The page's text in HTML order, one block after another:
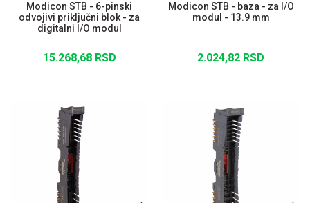
Modicon STB - 6-pinski
odvojivi priključni blok - za
digitalni I/O modul
15.268,68 RSD
Modicon STB - baza - za I/O
modul - 13.9 mm
2.024,82 RSD